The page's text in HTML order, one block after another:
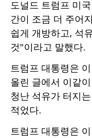
도널드 트럼프 미
간이 조금 더 주어
쉽게 개방하고, 석
것"이라고 말했다.
트럼프 대통령은
올린 글에서 이같
청난 석유가 터지
적었다.
트럼프 대통령은